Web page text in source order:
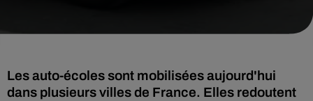
Les auto-écoles sont mobilisées aujourd'hui
dans plusieurs villes de France. Elles redoutent